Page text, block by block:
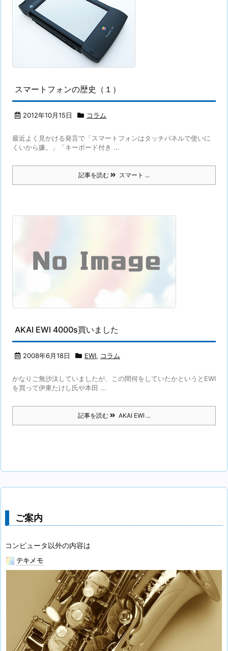
スマートフォンの歴史（１）
2012年10月15日 コラム
最近よく見かける発言で「スマートフォンはタッチパネルで使いに
くいから嫌。」「キーボード付き ...
記事を読む スマート ...
AKAI EWI 4000s買いました
2008年6月18日 EWI, コラム
かなりご無沙汰していましたが、この間何をしていたかというとEWI
を買って伊東たけし氏や本田 ...
記事を読む AKAI EWI ...
ご案内
コンピュータ以外の内容は